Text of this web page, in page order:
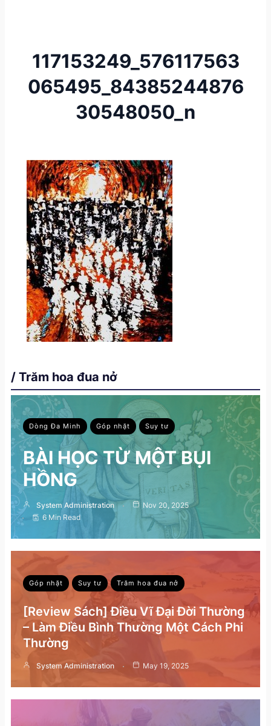
117153249_576117563
065495_84385244876
30548050_n
/ Trăm hoa đua nở
Dòng Đa Minh Góp nhặt Suy tư
BÀI HỌC TỪ MỘT BỤI
HỒNG
System Administration
Nov 20, 2025
6 Min Read
Góp nhặt Suy tư Trăm hoa đua nở
[Review Sách] Điều Vĩ Đại Đời Thường
– Làm Điều Bình Thường Một Cách Phi
Thường
System Administration May 19, 2025